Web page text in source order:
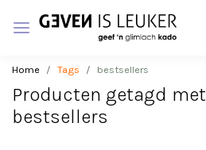
Home Tags bestsellers
Producten getagd met
bestsellers